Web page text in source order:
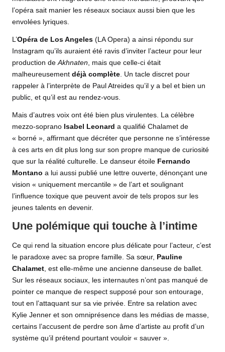
l’opéra sait manier les réseaux sociaux aussi bien que les
envolées lyriques.
L’Opéra de Los Angeles (LA Opera) a ainsi répondu sur
Instagram qu’ils auraient été ravis d’inviter l’acteur pour leur
production de Akhnaten , mais que celle-ci était
malheureusement déjà complète . Un tacle discret pour
rappeler à l’interprète de Paul Atreides qu’il y a bel et bien un
public, et qu’il est au rendez-vous.
Mais d’autres voix ont été bien plus virulentes. La célèbre
mezzo-soprano Isabel Leonard a qualifié Chalamet de
« borné », affirmant que décréter que personne ne s’intéresse
à ces arts en dit plus long sur son propre manque de curiosité
que sur la réalité culturelle. Le danseur étoile Fernando
Montano a lui aussi publié une lettre ouverte, dénonçant une
vision « uniquement mercantile » de l’art et soulignant
l’influence toxique que peuvent avoir de tels propos sur les
jeunes talents en devenir.
Une polémique qui touche à l’intime
Ce qui rend la situation encore plus délicate pour l’acteur, c’est
le paradoxe avec sa propre famille. Sa sœur, Pauline
Chalamet, est elle-même une ancienne danseuse de ballet.
Sur les réseaux sociaux, les internautes n’ont pas manqué de
pointer ce manque de respect supposé pour son entourage,
tout en l’attaquant sur sa vie privée. Entre sa relation avec
Kylie Jenner et son omniprésence dans les médias de masse,
certains l’accusent de perdre son âme d’artiste au profit d’un
système qu’il prétend pourtant vouloir « sauver ».